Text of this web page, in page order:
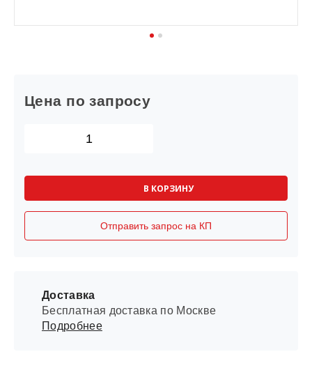
Цена по запросу
В КОРЗИНУ
Отправить запрос на КП
Доставка
Бесплатная доставка по Москве
Подробнее